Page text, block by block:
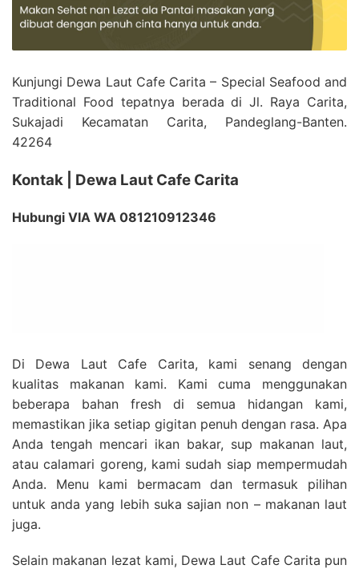
Kunjungi Dewa Laut Cafe Carita – Special Seafood and
Traditional Food tepatnya berada di Jl. Raya Carita,
Sukajadi Kecamatan Carita, Pandeglang-Banten.
42264
Kontak | Dewa Laut Cafe Carita
Hubungi VIA WA 081210912346
Di Dewa Laut Cafe Carita, kami senang dengan
kualitas makanan kami. Kami cuma menggunakan
beberapa bahan fresh di semua hidangan kami,
memastikan jika setiap gigitan penuh dengan rasa. Apa
Anda tengah mencari ikan bakar, sup makanan laut,
atau calamari goreng, kami sudah siap mempermudah
Anda. Menu kami bermacam dan termasuk pilihan
untuk anda yang lebih suka sajian non – makanan laut
juga.
Selain makanan lezat kami, Dewa Laut Cafe Carita pun